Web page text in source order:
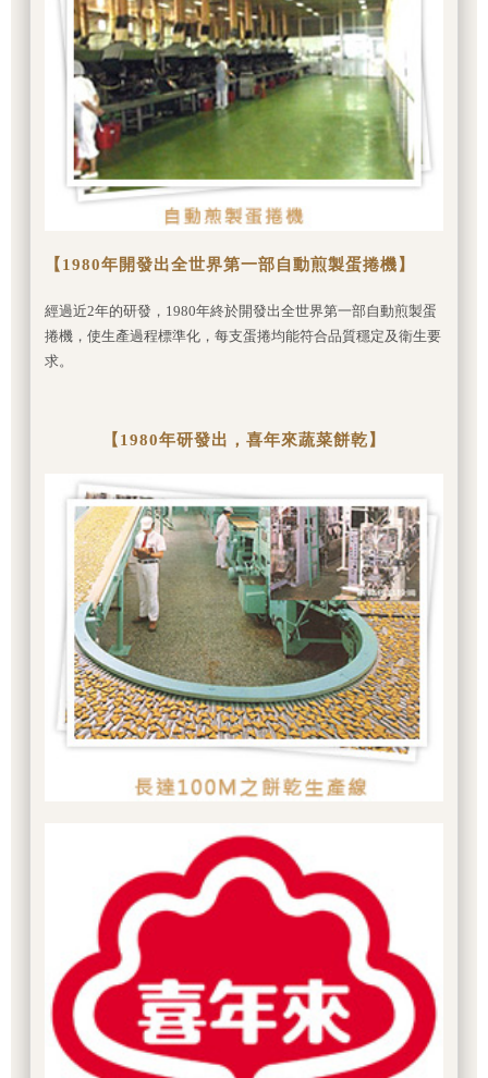
【1980年開發出全世界第一部自動煎製蛋捲機】
經過近2年的研發，1980年終於開發出全世界第一部自動煎製蛋
捲機，使生產過程標準化，每支蛋捲均能符合品質穩定及衛生要
求。
【1980年研發出，喜年來蔬菜餅乾】